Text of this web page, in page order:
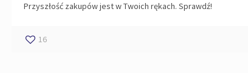
Przyszłość zakupów jest w Twoich rękach. Sprawdź!
16